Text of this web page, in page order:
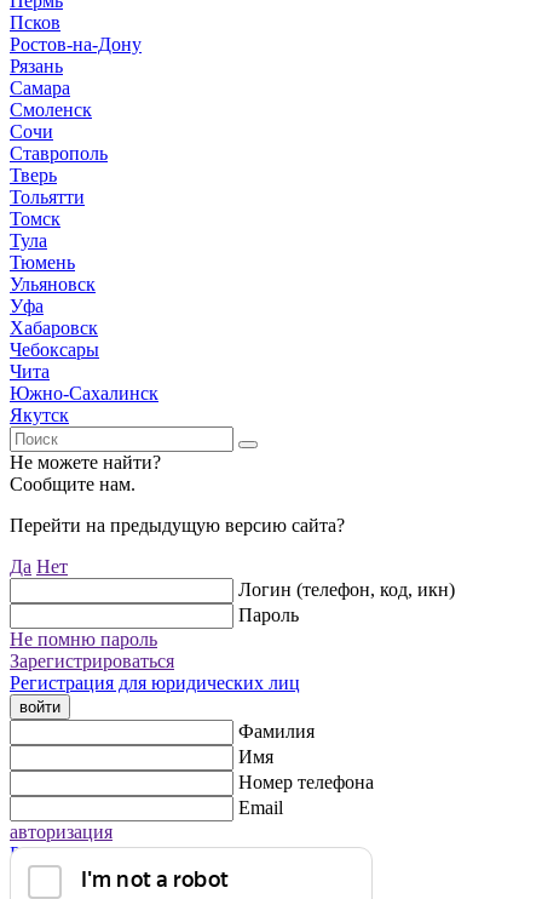
Псков
Ростов-на-Дону
Рязань
Самара
Смоленск
Сочи
Ставрополь
Тверь
Тольятти
Томск
Тула
Тюмень
Ульяновск
Уфа
Хабаровск
Чебоксары
Чита
Южно-Сахалинск
Якутск
Не можете найти?
Сообщите нам.
Перейти на предыдущую версию сайта?
Да Нет
Логин (телефон, код, икн)
Пароль
Не помню пароль
Зарегистрироваться
Регистрация для юридических лиц
войти
Фамилия
Имя
Номер телефона
Email
авторизация
Регистрация для юридических лиц